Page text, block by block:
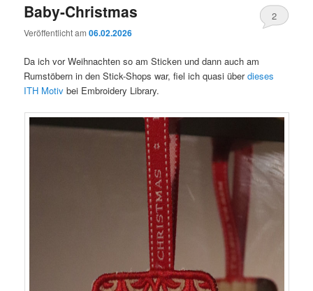
Baby-Christmas
Veröffentlicht am06.02.2026
2
Da ich vor Weihnachten so am Sticken und dann auch am
Rumstöbern in den Stick-Shops war, fiel ich quasi überdieses
ITH Motiv bei Embroidery Library.